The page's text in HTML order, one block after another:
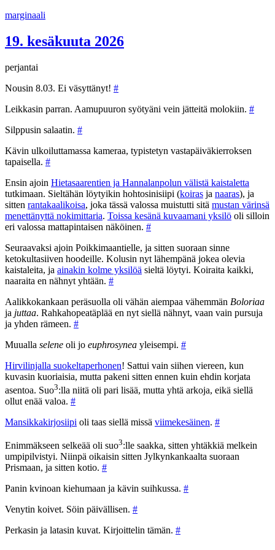
Siirry
marginaali
19. kesäkuuta 2026
perjantai
Nousin 8.03. Ei väsyttänyt! #
Leikkasin parran. Aamupuuron syötyäni vein jätteitä molokiin. #
Silppusin salaatin. #
Kävin ulkoiluttamassa kameraa, typistetyn vastapäiväkierroksen
tapaisella. #
Ensin ajoin Hietasaarentien ja Hannalanpolun välistä kaistaletta
tutkimaan. Sieltähän löytyikin hohtosinisiipi (koiras ja naaras), ja
sitten rantakaalikoisa, joka tässä valossa muistutti sitä mustan värinsä
menettänyttä nokimittaria. Toissa kesänä kuvaamani yksilö oli silloin
eri valossa mattapintaisen näköinen. #
Seuraavaksi ajoin Poikkimaantielle, ja sitten suoraan sinne
ketokultasiiven hoodeille. Kolusin nyt lähempänä jokea olevia
kaistaleita, ja ainakin kolme yksilöä sieltä löytyi. Koiraita kaikki,
naaraita en nähnyt yhtään. #
Aalikkokankaan peräsuolla oli vähän aiempaa vähemmän Boloriaa
ja juttaa. Rahkahopeatäplää en nyt siellä nähnyt, vaan vain pursuja
ja yhden rämeen. #
Muualla selene oli jo euphrosynea yleisempi. #
Hirvilinjalla suokeltaperhonen! Sattui vain siihen viereen, kun
kuvasin kuoriaisia, mutta pakeni sitten ennen kuin ehdin korjata
asentoa. Suo3:lla niitä oli pari lisää, mutta yhtä arkoja, eikä siellä
ollut enää valoa. #
Mansikkakirjosiipi oli taas siellä missä viimekesäinen. #
Enimmäkseen selkeää oli suo3:lle saakka, sitten yhtäkkiä melkein
umpipilvistyi. Niinpä oikaisin sitten Jylkynkankaalta suoraan
Prismaan, ja sitten kotio. #
Panin kvinoan kiehumaan ja kävin suihkussa. #
Venytin koivet. Söin päivällisen. #
Perkasin ja latasin kuvat. Kirjoittelin tämän. #